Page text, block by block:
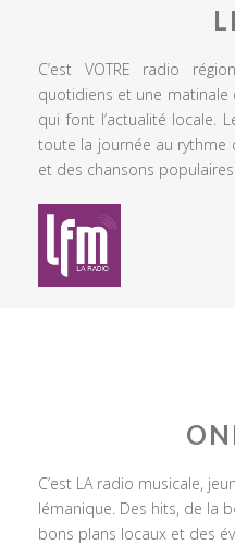
C’est VOTRE radio
quotidiens et une matinale
qui font l’actualité locale.
toute la journée au rythme
et des chansons populaires
C’est LA radio musicale,
lémanique. Des hits, de la
bons plans locaux et des